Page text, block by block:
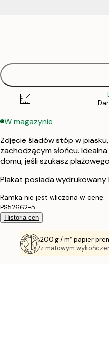
W magazynie
Zdjęcie śladów stóp w
zachodzącym słońcu.
domu, jeśli szukasz
Plakat posiada
Ramka nie jest wliczona w cenę.
PS52662-5
Historia cen
200 g / m² papier
z matowym